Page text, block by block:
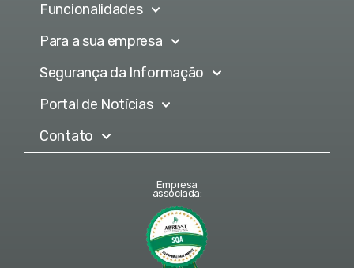
Funcionalidades
Para a sua empresa
Segurança da Informação
Portal de Notícias
Contato
Empresa
associada: